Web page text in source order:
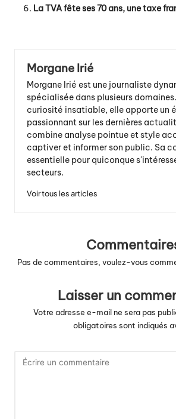
La TVA fête ses 70 ans, une taxe
Morgane Irié
Morgane Irié est une journaliste
spécialisée dans plusieurs
curiosité insatiable, elle apporte un
passionnant sur les dernières
combine analyse pointue et style
captiver et informer son public. Sa
essentielle pour quiconque
secteurs.
Voir tous les articles
Pas de commentaires, voulez-vous
Laisser un
Votre adresse e-mail ne sera pas
obligatoires sont indiqués